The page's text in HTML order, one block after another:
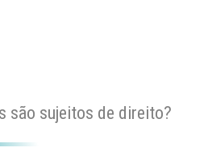
são sujeitos de direito?